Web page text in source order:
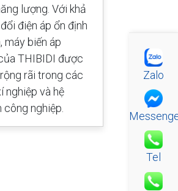
lượng. Với khả
điện áp ổn định
máy biến áp
THIBIDI được
rãi trong các
nghiệp và hệ
công nghiệp.
1000kVA
ứng dụng
nhà máy,
thống
Zalo
Tel